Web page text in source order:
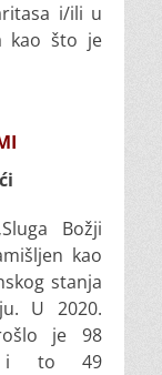
i/ili u
kao što je
Božji
kao
stanja
U 2020.
je 98
i to 49